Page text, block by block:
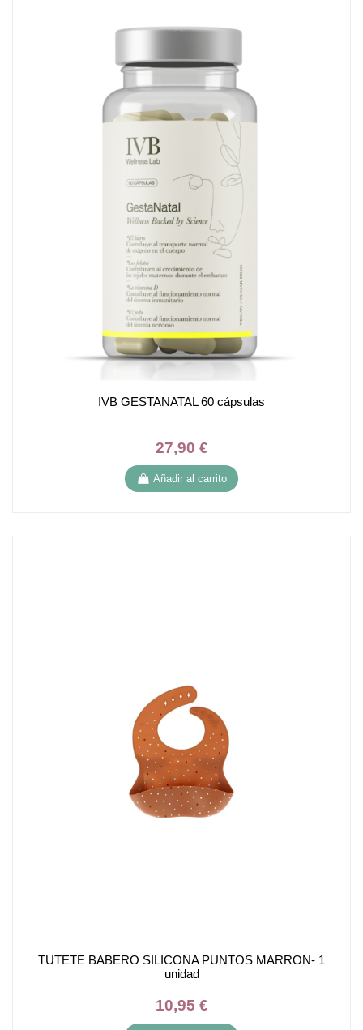
IVB GESTANATAL 60 cápsulas
27,90 €
Añadir al carrito
TUTETE BABERO SILICONA PUNTOS MARRON- 1
unidad
10,95 €